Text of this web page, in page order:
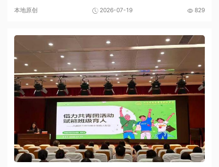
训学员合影留念7月18日中午，郑州市信息技术...
本地原创 2026-07-19 829